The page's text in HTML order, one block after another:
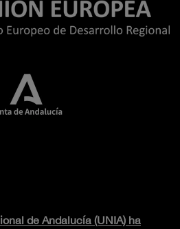
de Andalucía (UNIA) ha